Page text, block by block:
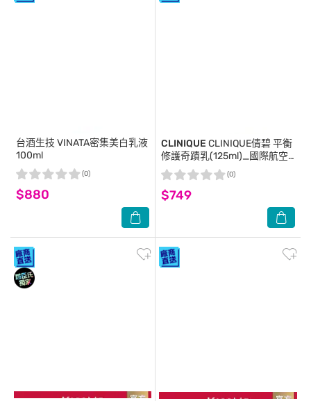
台酒生技 VINATA密集美白乳液
100ml
$880
(0)
CLINIQUE CLINIQUE倩碧 平衡
修護奇蹟乳(125ml)_國際航空
版
$749
(0)